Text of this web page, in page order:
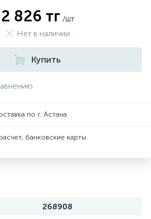
2 826 тг /шт
Нет в наличии
Купить
по г. Астана
банковские карты
268908